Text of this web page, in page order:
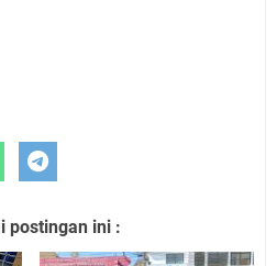
postingan ini :